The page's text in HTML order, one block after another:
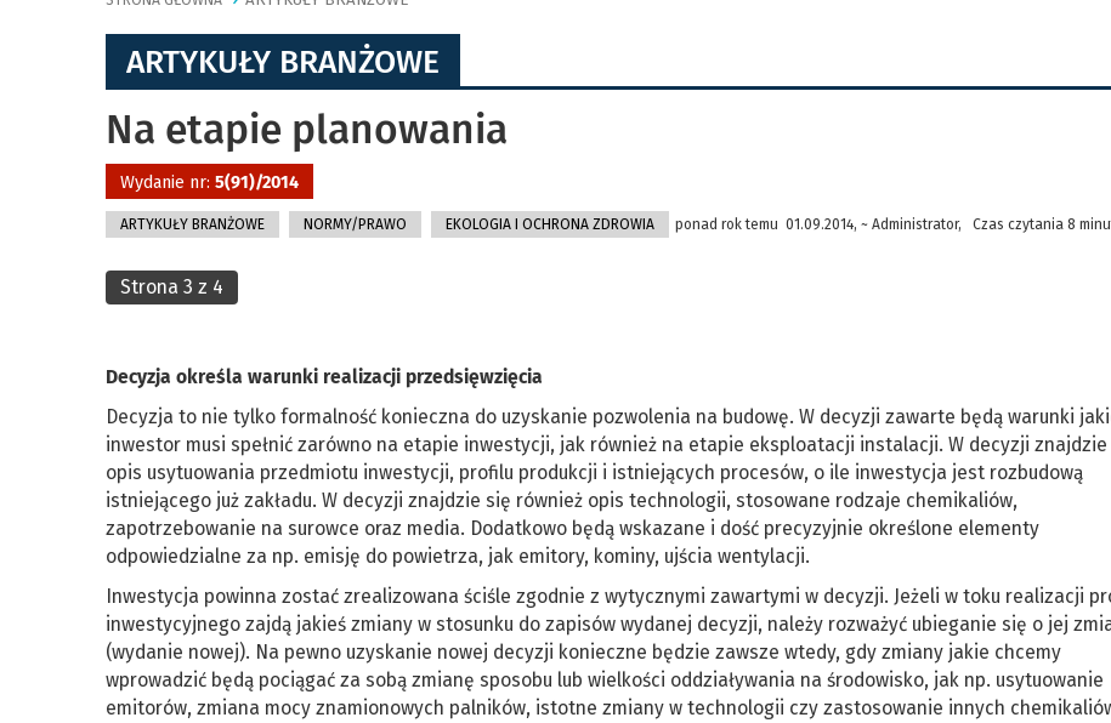
ARTYKUŁY BRANŻOWE
Na etapie planowania
Wydanie nr: 5(91)/2014
ARTYKUŁY BRANŻOWE NORMY/PRAWO EKOLOGIA I OCHRONA ZDROWIA ponad rok temu 01.09.2014, ~ Administrator, Czas czytania 8
Strona 3 z 4
Decyzja określa warunki realizacji przedsięwzięcia
Decyzja to nie tylko formalność konieczna do uzyskanie pozwolenia na budowę. W decyzji zawarte będą warunki
inwestor musi spełnić zarówno na etapie inwestycji, jak również na etapie eksploatacji instalacji. W decyzji znajdzie
opis usytuowania przedmiotu inwestycji, profilu produkcji i istniejących procesów, o ile inwestycja jest rozbudową
istniejącego już zakładu. W decyzji znajdzie się również opis technologii, stosowane rodzaje chemikaliów,
zapotrzebowanie na surowce oraz media. Dodatkowo będą wskazane i dość precyzyjnie określone elementy
odpowiedzialne za np. emisję do powietrza, jak emitory, kominy, ujścia wentylacji.
Inwestycja powinna zostać zrealizowana ściśle zgodnie z wytycznymi zawartymi w decyzji. Jeżeli w toku realizacji
inwestycyjnego zajdą jakieś zmiany w stosunku do zapisów wydanej decyzji, należy rozważyć ubieganie się o jej
(wydanie nowej). Na pewno uzyskanie nowej decyzji konieczne będzie zawsze wtedy, gdy zmiany jakie chcemy
wprowadzić będą pociągać za sobą zmianę sposobu lub wielkości oddziaływania na środowisko, jak np. usytuowanie
emitorów, zmiana mocy znamionowych palników, istotne zmiany w technologii czy zastosowanie innych